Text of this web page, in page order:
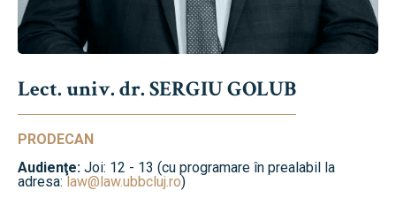
Lect. univ. dr. SERGIU GOLUB
PRODECAN
Audienţe: Joi: 12 - 13 (cu programare în prealabil la
adresa:law@law.ubbcluj.ro)